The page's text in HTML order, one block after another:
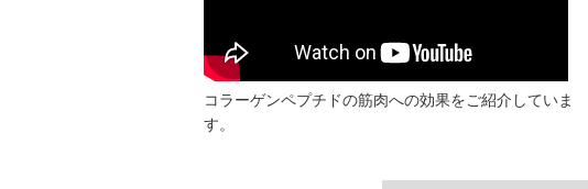
コラーゲンペプチドの筋肉への効果をご紹介していま
す。